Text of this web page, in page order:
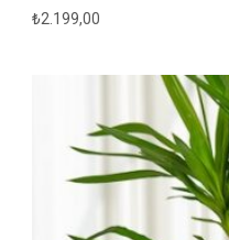
₺2.199,00